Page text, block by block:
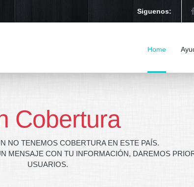
Siguenos:
Home
Cobertura
NO TENEMOS COBERTURA EN ESTE PAÍS.
MENSAJE CON TU INFORMACIÓN, DAREMOS
USUARIOS.